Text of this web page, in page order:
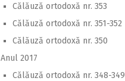
Călăuză ortodoxă nr. 353
Călăuză ortodoxă nr. 351-352
Călăuză ortodoxă nr. 350
Anul 2017
Călăuză ortodoxă nr. 348-349